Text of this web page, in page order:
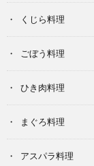
くじら料理
ごぼう料理
ひき肉料理
まぐろ料理
アスパラ料理